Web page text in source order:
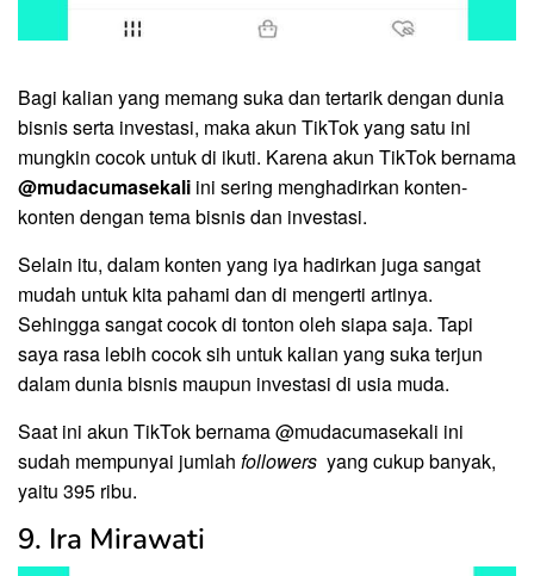
Bagi kalian yang memang suka dan tertarik dengan dunia
bisnis serta investasi, maka akun TikTok yang satu ini
mungkin cocok untuk di ikuti. Karena akun TikTok bernama
@mudacumasekali ini sering menghadirkan konten-
konten dengan tema bisnis dan investasi.
Selain itu, dalam konten yang iya hadirkan juga sangat
mudah untuk kita pahami dan di mengerti artinya.
Sehingga sangat cocok di tonton oleh siapa saja. Tapi
saya rasa lebih cocok sih untuk kalian yang suka terjun
dalam dunia bisnis maupun investasi di usia muda.
Saat ini akun TikTok bernama @mudacumasekali ini
sudah mempunyai jumlah followers yang cukup banyak,
yaitu 395 ribu.
9. Ira Mirawati